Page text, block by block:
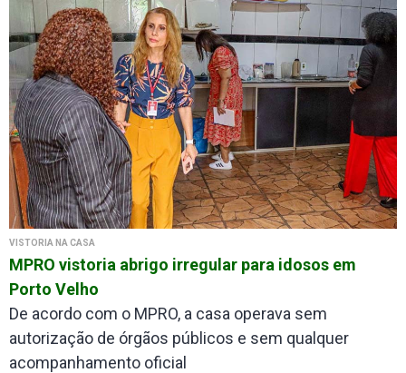
VISTORIA NA CASA
MPRO vistoria abrigo irregular para idosos em
Porto Velho
De acordo com o MPRO, a casa operava sem
autorização de órgãos públicos e sem qualquer
acompanhamento oficial